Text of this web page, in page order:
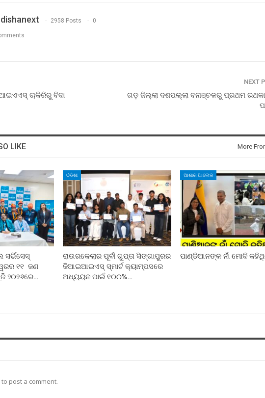
2958 Posts 0
ଚାକିରିରୁ ବିଦା
NEXT
ଗଡ଼ ଜିଲ୍ଲା ଦଶପଲ୍ଲା ବନାଞ୍ଚଳରୁ ପ୍ରଥମ
LIKE More
ସର୍ଭିସେସ୍
୧୧ ଜଣ
୨୦୨୬ରେ…
ଓଡିଶା
ରାଉରକେଲାର ପୂର୍ବୀ ଗୁପ୍ତା ସିଙ୍ଗାପୁରର
ଜିଆଇଆଇଏସ୍ ସ୍ମାର୍ଟ କ୍ୟାମ୍ପସରେ
ଅଧ୍ୟୟନ ପାଇଁ ୧୦୦%…
ଆଶାର ଆଲୋକ
ପାଣ୍ଡିଆନଙ୍କ ନାଁ ମୋଦି
to post a comment.